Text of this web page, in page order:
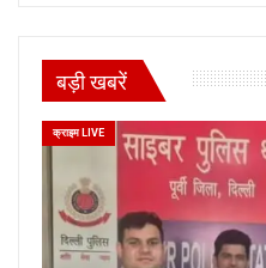
बड़ी खबरें
क्राइम LIVE